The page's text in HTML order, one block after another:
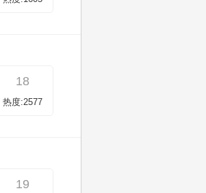
18
热度:2577
19